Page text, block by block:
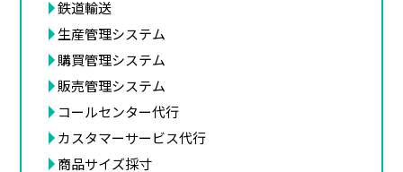
鉄道輸送
生産管理システム
購買管理システム
販売管理システム
コールセンター代行
カスタマーサービス代行
商品サイズ採寸